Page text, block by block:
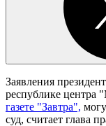
Заявления
республике центра
газете "Завтра",
суд, считает глава